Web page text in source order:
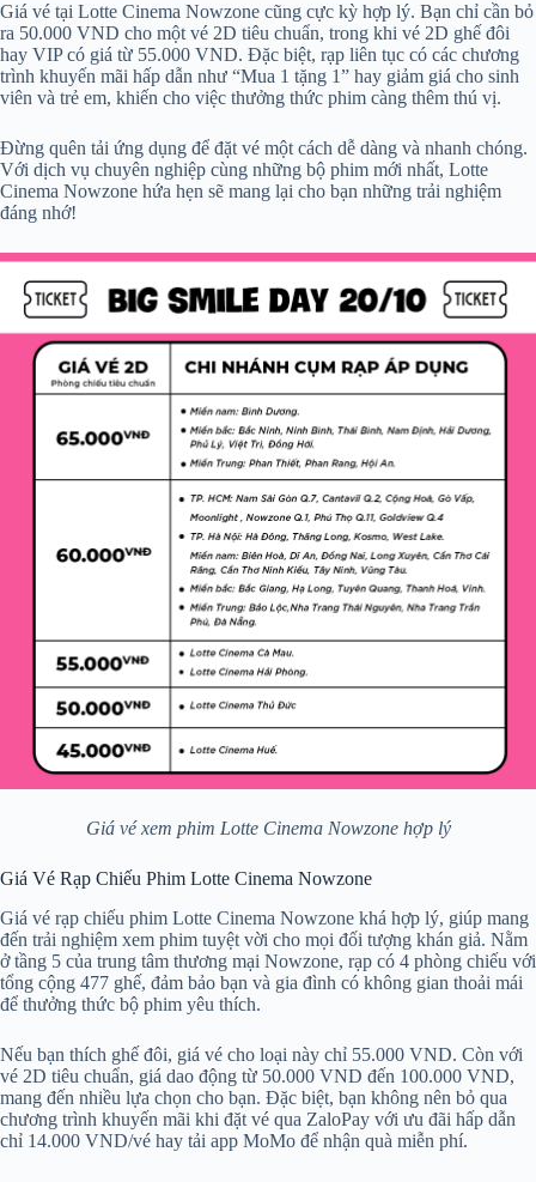
Giá vé tại Lotte Cinema Nowzone cũng cực kỳ hợp lý. Bạn chỉ cần bỏ
ra 50.000 VND cho một vé 2D tiêu chuẩn, trong khi vé 2D ghế đôi
hay VIP có giá từ 55.000 VND. Đặc biệt, rạp liên tục có các chương
trình khuyến mãi hấp dẫn như “Mua 1 tặng 1” hay giảm giá cho sinh
viên và trẻ em, khiến cho việc thưởng thức phim càng thêm thú vị.
Đừng quên tải ứng dụng để đặt vé một cách dễ dàng và nhanh chóng.
Với dịch vụ chuyên nghiệp cùng những bộ phim mới nhất, Lotte
Cinema Nowzone hứa hẹn sẽ mang lại cho bạn những trải nghiệm
đáng nhớ!
Giá vé xem phim Lotte Cinema Nowzone hợp lý
Giá Vé Rạp Chiếu Phim Lotte Cinema Nowzone
Giá vé rạp chiếu phim Lotte Cinema Nowzone khá hợp lý, giúp mang
đến trải nghiệm xem phim tuyệt vời cho mọi đối tượng khán giả. Nằm
ở tầng 5 của trung tâm thương mại Nowzone, rạp có 4 phòng chiếu với
tổng cộng 477 ghế, đảm bảo bạn và gia đình có không gian thoải mái
để thưởng thức bộ phim yêu thích.
Nếu bạn thích ghế đôi, giá vé cho loại này chỉ 55.000 VND. Còn với
vé 2D tiêu chuẩn, giá dao động từ 50.000 VND đến 100.000 VND,
mang đến nhiều lựa chọn cho bạn. Đặc biệt, bạn không nên bỏ qua
chương trình khuyến mãi khi đặt vé qua ZaloPay với ưu đãi hấp dẫn
chỉ 14.000 VND/vé hay tải app MoMo để nhận quà miễn phí.